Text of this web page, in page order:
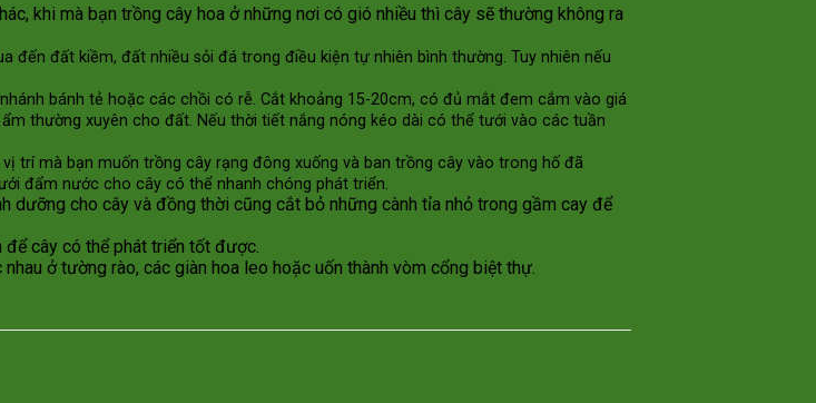
khi mà bạn trồng cây hoa ở những nơi có gió nhiều thì cây sẽ thường không ra
đất kiềm, đất nhiều sỏi đá trong điều kiện tự nhiên bình thường. Tuy nhiên nếu
bánh tẻ hoặc các chồi có rễ. Cắt khoảng 15-20cm, có đủ mắt đem cắm vào giá
thường xuyên cho đất. Nếu thời tiết nắng nóng kéo dài có thể tưới vào các tuần
trí mà bạn muốn trồng cây rạng đông xuống và ban trồng cây vào trong hố đã
đẩm nước cho cây có thể nhanh chóng phát triển.
cho cây và đồng thời cũng cắt bỏ những cành tỉa nhỏ trong gầm cay để
cây có thể phát triển tốt được.
ở tường rào, các giàn hoa leo hoặc uốn thành vòm cổng biệt thự.